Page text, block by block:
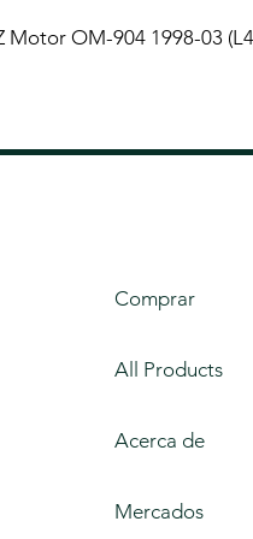
Motor OM-904 1998-03
Comprar
All Products
Acerca de
Mercados